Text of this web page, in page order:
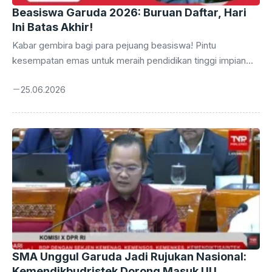
Beasiswa Garuda 2026: Buruan Daftar, Hari
Ini Batas Akhir!
Kabar gembira bagi para pejuang beasiswa! Pintu
kesempatan emas untuk meraih pendidikan tinggi impian
tertutup. Tenggat waktu pendaftaran adalah hari ini, Kamis,
pendidikan Anda. Bagi Anda yang berambisi melanjutkan
studi ke jenjang yang lebih tinggi dengan dukungan finansial
penuh, kini saatnya bertindak. Beasiswa Garuda telah
dikenal sebagai salah satu program bergengsi yang
membuka jalan bagi talenta-talenta terbaik ...
25.06.2026
SMA Unggul Garuda Jadi Rujukan Nasional: